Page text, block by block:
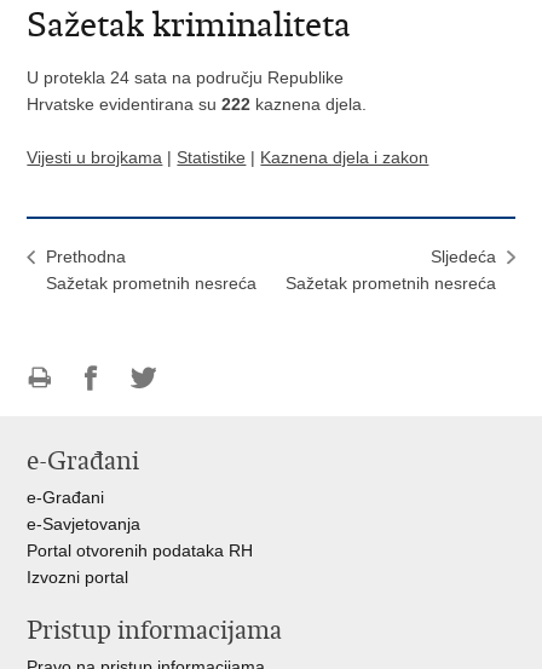
Sažetak kriminaliteta
U protekla 24 sata na području Republike
Hrvatske evidentirana su222 kaznena djela.
Vijesti u brojkama | Statistike | Kaznena djela i zakon
Prethodna
Sažetak prometnih nesreća
Sljedeća
Sažetak prometnih nesreća
FacebookuTwitteru
e-Građani
e-Građani
e-Savjetovanja
Portal otvorenih podataka RH
Izvozni portal
Pristup informacijama